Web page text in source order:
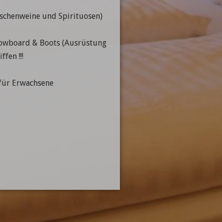
und Spirituosen)
& Boots (Ausrüstung
!!!
Erwachsene